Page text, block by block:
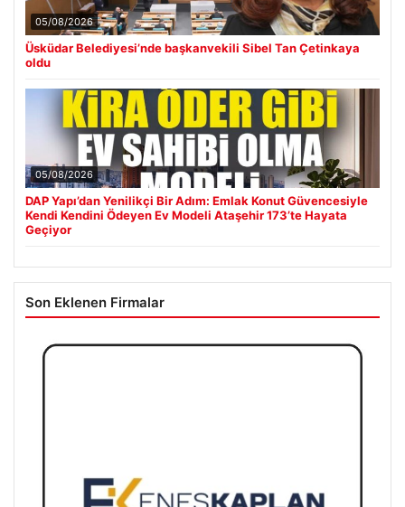
05/08/2026
Üsküdar Belediyesi’nde başkanvekili Sibel Tan Çetinkaya
oldu
05/08/2026
DAP Yapı’dan Yenilikçi Bir Adım: Emlak Konut Güvencesiyle
Kendi Kendini Ödeyen Ev Modeli Ataşehir 173’te Hayata
Geçiyor
Son Eklenen Firmalar